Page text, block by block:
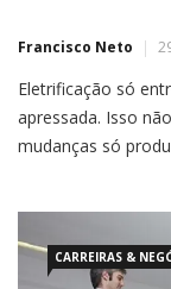
Francisco Neto
Eletrificação só
apressada. Isso
mudanças só
capital e de
[…]
CARREIRAS &